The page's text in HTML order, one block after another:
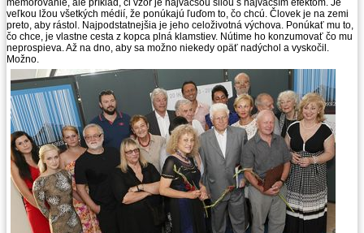
memorovanie, ale príklad, či vzor je najväčšou silou s najväčším efektom. Je
veľkou lžou všetkých médií, že ponúkajú ľuďom to, čo chcú. Človek je na zemi
preto, aby rástol. Najpodstatnejšia je jeho celoživotná výchova. Ponúkať mu to,
čo chce, je vlastne cesta z kopca plná klamstiev. Nútime ho konzumovať čo mu
neprospieva. Až na dno, aby sa možno niekedy opäť nadýchol a vyskočil.
Možno.